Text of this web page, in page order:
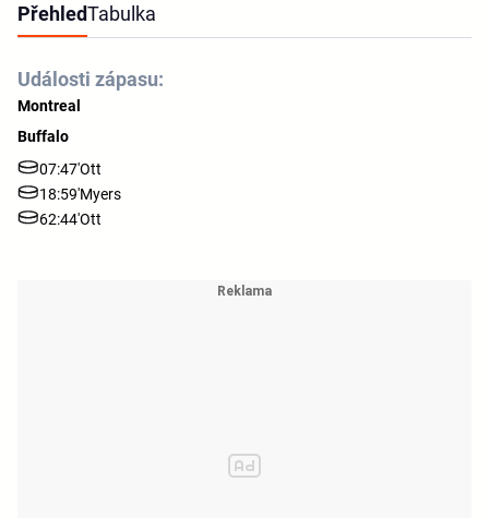
PřehledTabulka
Události zápasu:
Montreal
Buffalo
07:47'Ott
18:59'Myers
62:44'Ott